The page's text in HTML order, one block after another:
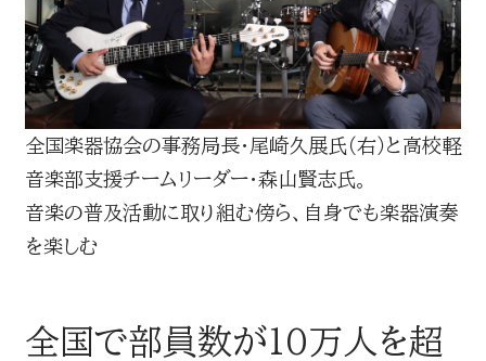
全国楽器協会の事務局長・尾崎久展氏（右）と高校軽
音楽部支援チームリーダー・森山賢志氏。
音楽の普及活動に取り組む傍ら、自身でも楽器演奏
を楽しむ
全国で部員数が10万人を超